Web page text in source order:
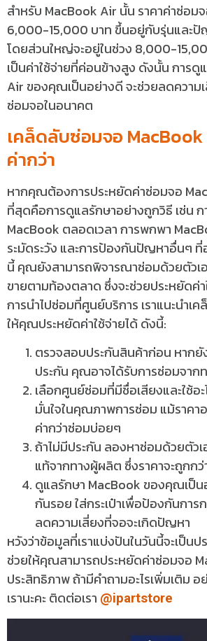
สำหรับ MacBook Air นั้น ราคาค่าซ่อม
6,000-15,000 บาท ขึ้นอยู่กับรุ่นและปั
โดยส่วนใหญ่จะอยู่ในช่วง 8,000-
เป็นค่าใช้จ่ายที่ค่อนข้างสูง ดังนั้น การดู
Air ของคุณเป็นอย่างดี จะช่วยลดความ
ซ่อมจอในอนาคต
เคล็ดลับซ่อมจอ MacBook
ค่ากว่า
หากคุณต้องการประหยัดค่าซ่อมจอ
ที่สุดคือการดูแลรักษาอย่างถูกวิธี เช่น
MacBook ตลอดเวลา การพกพา
ระมัดระวัง และการป้องกันปัญหาอื่นๆ
นี้ คุณยังสามารถพิจารณาซ่อมด้วยตัวเ
ขายตามท้องตลาด ซึ่งจะช่วยประหยัดค่า
การนำไปซ่อมที่ศูนย์บริการ เราแนะนำเ
ให้คุณประหยัดค่าใช้จ่ายได้ ดังนี้:
ตรวจสอบประกันสินค้าก่อน หากยัง
ประกัน คุณอาจได้รับการซ่อมจา
เลือกศูนย์ซ่อมที่มีชื่อเสียงและใช้อ
มั่นใจในคุณภาพการซ่อม แม้ราคา
ค่ากว่าซ่อมบ่อยๆ
ถ้าไม่มีประกัน ลองหาซ่อมด้วยตัวเ
แท้จากทางผู้ผลิต ซึ่งราคาจะถูกก
ดูแลรักษา MacBook ของคุณเป็น
กันรอย ใส่กระเป๋าเพื่อป้องกันการ
ลดความเสี่ยงที่จอจะเกิดปัญหา
หวังว่าข้อมูลที่เราแบ่งปันในวันนี้จะเป็น
ช่วยให้คุณสามารถประหยัดค่าซ่อมจอ
ประสิทธิภาพ ถ้ามีคำถามอะไรเพิ่มเติม
เรานะคะ ติดต่อเรา @ipartstore